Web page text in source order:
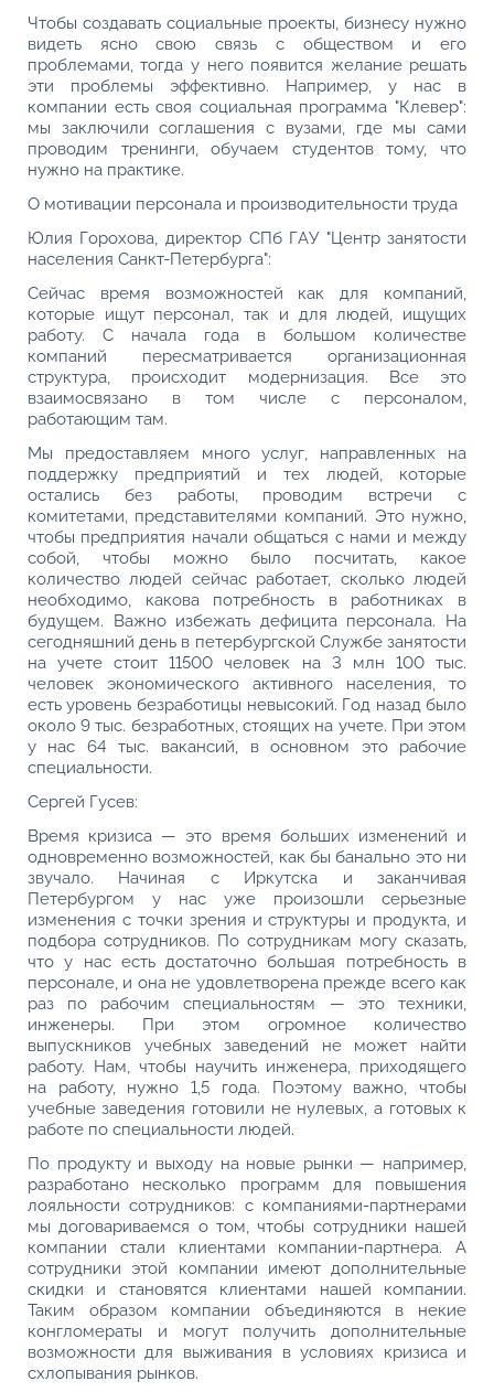
Чтобы создавать социальные проекты, бизнесу нужно
видеть ясно свою связь с обществом и его
проблемами, тогда у него появится желание решать
эти проблемы эффективно. Например, у нас в
компании есть своя социальная программа "Клевер":
мы заключили соглашения с вузами, где мы сами
проводим тренинги, обучаем студентов тому, что
нужно на практике.
О мотивации персонала и производительности труда
Юлия Горохова, директор СПб ГАУ "Центр занятости
населения Санкт-Петербурга":
Сейчас время возможностей как для компаний,
которые ищут персонал, так и для людей, ищущих
работу. С начала года в большом количестве
компаний пересматривается организационная
структура, происходит модернизация. Все это
взаимосвязано в том числе с персоналом,
работающим там.
Мы предоставляем много услуг, направленных на
поддержку предприятий и тех людей, которые
остались без работы, проводим встречи с
комитетами, представителями компаний. Это нужно,
чтобы предприятия начали общаться с нами и между
собой, чтобы можно было посчитать, какое
количество людей сейчас работает, сколько людей
необходимо, какова потребность в работниках в
будущем. Важно избежать дефицита персонала. На
сегодняшний день в петербургской Службе занятости
на учете стоит 11500 человек на 3 млн 100 тыс.
человек экономического активного населения, то
есть уровень безработицы невысокий. Год назад было
около 9 тыс. безработных, стоящих на учете. При этом
у нас 64 тыс. вакансий, в основном это рабочие
специальности.
Сергей Гусев:
Время кризиса — это время больших изменений и
одновременно возможностей, как бы банально это ни
звучало. Начиная с Иркутска и заканчивая
Петербургом у нас уже произошли серьезные
изменения с точки зрения и структуры и продукта, и
подбора сотрудников. По сотрудникам могу сказать,
что у нас есть достаточно большая потребность в
персонале, и она не удовлетворена прежде всего как
раз по рабочим специальностям — это техники,
инженеры. При этом огромное количество
выпускников учебных заведений не может найти
работу. Нам, чтобы научить инженера, приходящего
на работу, нужно 1,5 года. Поэтому важно, чтобы
учебные заведения готовили не нулевых, а готовых к
работе по специальности людей.
По продукту и выходу на новые рынки — например,
разработано несколько программ для повышения
лояльности сотрудников: с компаниями-партнерами
мы договариваемся о том, чтобы сотрудники нашей
компании стали клиентами компании-партнера. А
сотрудники этой компании имеют дополнительные
скидки и становятся клиентами нашей компании.
Таким образом компании объединяются в некие
конгломераты и могут получить дополнительные
возможности для выживания в условиях кризиса и
схлопывания рынков.